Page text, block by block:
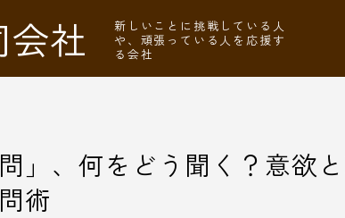
会社
新しいことに挑戦している人
や、頑張っている人を応援す
る会社
」、何をどう聞く？意欲
術